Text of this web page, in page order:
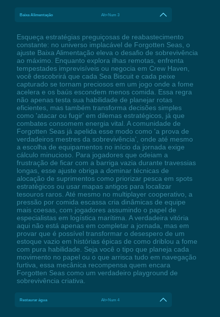
Baixa Alimentação Alt+Num 3
Esqueça estratégias preguiçosas de reabastecimento
constante: no universo implacável de Forgotten Seas, o
ajuste Baixa Alimentação eleva o desafio de sobrevivência
ao máximo. Enquanto explora ilhas remotas, enfrenta
tempestades imprevisíveis ou negocia em Crew Haven,
você descobrirá que cada Sea Biscuit e cada peixe
capturado se tornam preciosos em um jogo onde a fome
acelera e os baús escondem menos comida. Essa regra
não apenas testa sua habilidade de planejar rotas
eficientes, mas também transforma decisões simples
como 'atacar ou fugir' em dilemas estratégicos, já que
combates consomem energia vital. A comunidade de
Forgotten Seas já apelida esse modo como 'a prova de
verdadeiros mestres da sobrevivência', onde até mesmo
a escolha de equipamentos no início da jornada exige
cálculo minucioso. Para jogadores que odeiam a
frustração de ficar com a barriga vazia durante travessias
longas, esse ajuste obriga a dominar técnicas de
alocação de suprimentos como priorizar pesca em spots
estratégicos ou usar mapas antigos para localizar
tesouros raros. Até mesmo no multiplayer cooperativo, a
pressão por comida escassa cria dinâmicas de equipe
mais coesas, com jogadores assumindo o papel de
especialistas em logística marítima. A verdadeira vitória
aqui não está apenas em completar a jornada, mas em
provar que é possível transformar o desespero de um
estoque vazio em histórias épicas de como driblou a fome
com pura habilidade. Seja você o tipo que planeja cada
movimento no papel ou o que arrisca tudo em navegação
furtiva, essa mecânica recompensa quem encara
Forgotten Seas como um verdadeiro playground de
sobrevivência criativa.
Restaurar água Alt+Num 4